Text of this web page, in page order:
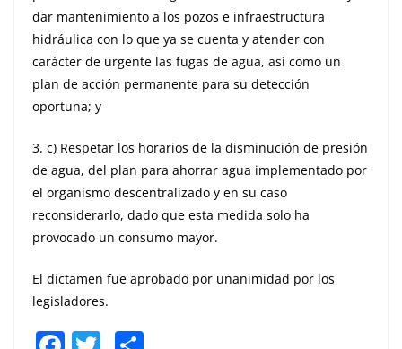
dar mantenimiento a los pozos e infraestructura
hidráulica con lo que ya se cuenta y atender con
carácter de urgente las fugas de agua, así como un
plan de acción permanente para su detección
oportuna; y
3. c) Respetar los horarios de la disminución de presión
de agua, del plan para ahorrar agua implementado por
el organismo descentralizado y en su caso
reconsiderarlo, dado que esta medida solo ha
provocado un consumo mayor.
El dictamen fue aprobado por unanimidad por los
legisladores.